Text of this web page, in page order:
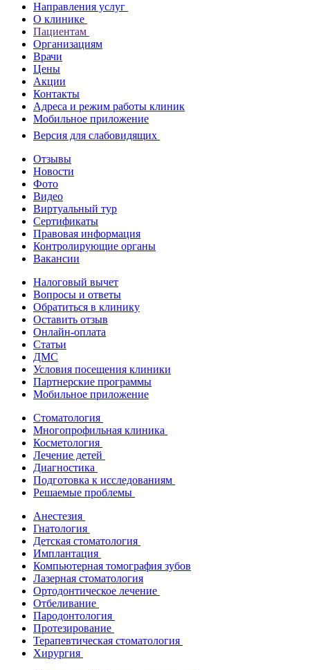
Направления услуг
О клинике
Пациентам
Организациям
Врачи
Цены
Акции
Контакты
Адреса и режим работы клиник
Мобильное приложение
Версия для слабовидящих
Отзывы
Новости
Фото
Видео
Виртуальный тур
Сертификаты
Правовая информация
Контролирующие органы
Вакансии
Налоговый вычет
Вопросы и ответы
Обратиться в клинику
Оставить отзыв
Онлайн-оплата
Статьи
ДМС
Условия посещения клиники
Партнерские программы
Мобильное приложение
Стоматология
Многопрофильная клиника
Косметология
Лечение детей
Диагностика
Подготовка к исследованиям
Решаемые проблемы
Анестезия
Гнатология
Детская стоматология
Имплантация
Компьютерная томография зубов
Лазерная стоматология
Ортодонтическое лечение
Отбеливание
Пародонтология
Протезирование
Терапевтическая стоматология
Хирургия